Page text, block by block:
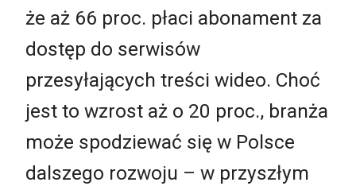
że aż 66 proc. płaci abonament za
dostęp do serwisów
przesyłających treści wideo. Choć
jest to wzrost aż o 20 proc., branża
może spodziewać się w Polsce
dalszego rozwoju – w przyszłym